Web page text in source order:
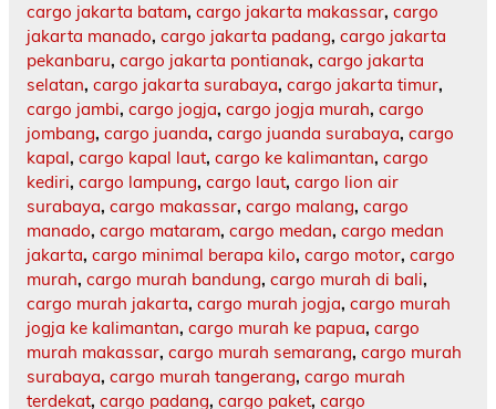
cargo jakarta batam, cargo jakarta makassar, cargo
jakarta manado, cargo jakarta padang, cargo jakarta
pekanbaru, cargo jakarta pontianak, cargo jakarta
selatan, cargo jakarta surabaya, cargo jakarta timur,
cargo jambi, cargo jogja, cargo jogja murah, cargo
jombang, cargo juanda, cargo juanda surabaya, cargo
kapal, cargo kapal laut, cargo ke kalimantan, cargo
kediri, cargo lampung, cargo laut, cargo lion air
surabaya, cargo makassar, cargo malang, cargo
manado, cargo mataram, cargo medan, cargo medan
jakarta, cargo minimal berapa kilo, cargo motor, cargo
murah, cargo murah bandung, cargo murah di bali,
cargo murah jakarta, cargo murah jogja, cargo murah
jogja ke kalimantan, cargo murah ke papua, cargo
murah makassar, cargo murah semarang, cargo murah
surabaya, cargo murah tangerang, cargo murah
terdekat, cargo padang, cargo paket, cargo